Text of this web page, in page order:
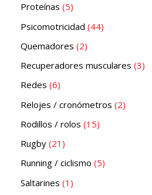
Proteínas 5
Psicomotricidad 44
Quemadores 2
Recuperadores musculares 3
Redes 6
Relojes / cronómetros 2
Rodillos / rolos 15
Rugby 21
Running / ciclismo 5
Saltarines 1